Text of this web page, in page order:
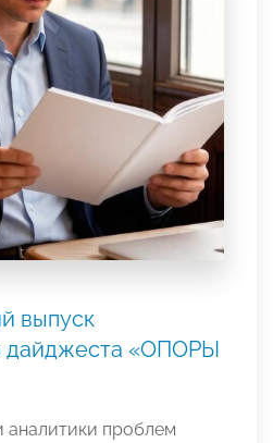
выпуск
дайджеста «ОПОРЫ
аналитики проблем